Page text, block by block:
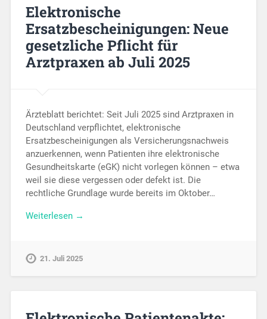
Elektronische
Ersatzbescheinigungen: Neue
gesetzliche Pflicht für
Arztpraxen ab Juli 2025
Ärzteblatt berichtet: Seit Juli 2025 sind Arztpraxen in
Deutschland verpflichtet, elektronische
Ersatzbescheinigungen als Versicherungsnachweis
anzuerkennen, wenn Patienten ihre elektronische
Gesundheitskarte (eGK) nicht vorlegen können – etwa
weil sie diese vergessen oder defekt ist. Die
rechtliche Grundlage wurde bereits im Oktober…
Weiterlesen →
21. Juli 2025